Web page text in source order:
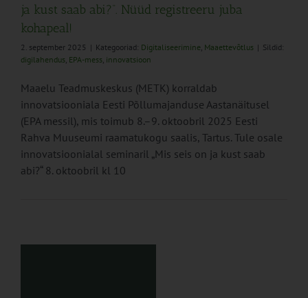
ja kust saab abi?“. Nüüd registreeru juba
kohapeal!
2. september 2025 | Kategooriad: Digitaliseerimine, Maaettevõtlus | Sildid:
digilahendus, EPA-mess, innovatsioon
Maaelu Teadmuskeskus (METK) korraldab
innovatsiooniala Eesti Põllumajanduse Aastanäitusel
(EPA messil), mis toimub 8.–9. oktoobril 2025 Eesti
Rahva Muuseumi raamatukogu saalis, Tartus. Tule osale
innovatsioonialal seminaril „Mis seis on ja kust saab
abi?“ 8. oktoobril kl 10